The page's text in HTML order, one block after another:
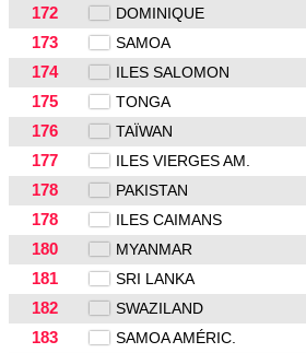
172
DOMINIQUE
173
SAMOA
174
ILES SALOMON
175
TONGA
176
TAÏWAN
177
ILES VIERGES AM.
178
PAKISTAN
178
ILES CAIMANS
180
MYANMAR
181
SRI LANKA
182
SWAZILAND
183
SAMOA AMÉRIC.